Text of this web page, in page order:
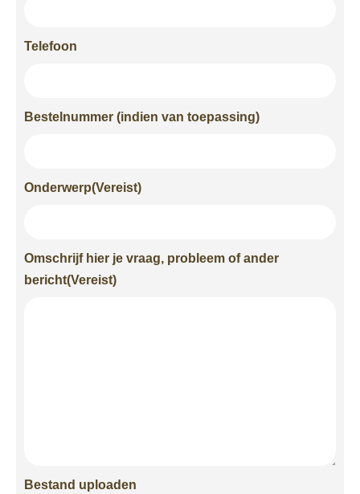
Telefoon
Bestelnummer (indien van toepassing)
Onderwerp(Vereist)
Omschrijf hier je vraag, probleem of ander
bericht(Vereist)
Bestand uploaden